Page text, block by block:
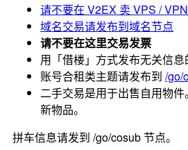
请不要在 V2EX 卖 VPS / VPN
域名交易请发布到域名节点
请不要在这里交易发票
用「借楼」方式发布无关信
账号合租类主题请发布到 /go/
二手交易是用于出售自用物
新物品。
拼车信息请发到 /go/cosub 节点。